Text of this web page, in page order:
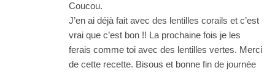
Coucou.
J’en ai déjà fait avec des lentilles corails et c’est
vrai que c’est bon !! La prochaine fois je les
ferais comme toi avec des lentilles vertes. Merci
de cette recette. Bisous et bonne fin de journée